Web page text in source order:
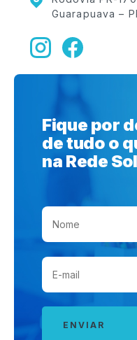
Guarapuava –
Fique por
de tudo o
na Rede